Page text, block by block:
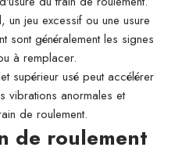
un jeu excessif ou une usure
sont généralement les signes
à remplacer.
supérieur usé peut accélérer
vibrations anormales et
de roulement.
de roulement